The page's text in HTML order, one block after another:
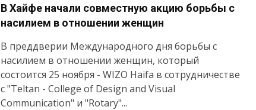
В Хайфе начали совместную акцию борьбы с
насилием в отношении женщин
В преддверии Международного дня борьбы с
насилием в отношении женщин, который
состоится 25 ноября - WIZO Haifa в сотрудничестве
с "Teltan - College of Design and Visual
Communication" и "Rotary"...